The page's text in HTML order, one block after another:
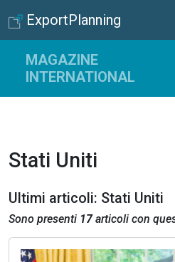
ExportPlanning
MAGAZINE
INTERNATIONAL
Stati Uniti
Ultimi articoli: Stati Uniti
Sono presenti 17articoli con